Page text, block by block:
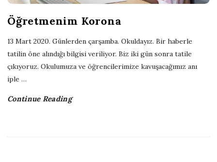
Öğretmenim Korona
13 Mart 2020. Günlerden çarşamba. Okuldayız. Bir haberle
tatilin öne alındığı bilgisi veriliyor. Biz iki gün sonra tatile
çıkıyoruz. Okulumuza ve öğrencilerimize kavuşacağımız anı
iple …
Continue Reading